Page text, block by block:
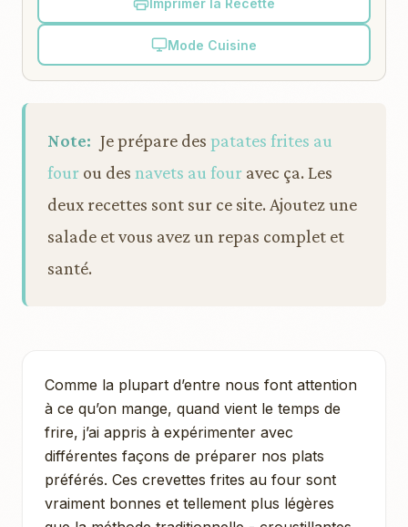
Mode Cuisine
Note: Je prépare des patates frites au
four ou des navets au four avec ça. Les
deux recettes sont sur ce site. Ajoutez une
salade et vous avez un repas complet et
santé.
Comme la plupart d’entre nous font attention
à ce qu’on mange, quand vient le temps de
frire, j’ai appris à expérimenter avec
différentes façons de préparer nos plats
préférés. Ces crevettes frites au four sont
vraiment bonnes et tellement plus légères